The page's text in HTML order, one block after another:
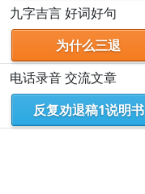
九字吉言 好词好句
为什么三退
电话录音 交流文章
反复劝退稿1说明书